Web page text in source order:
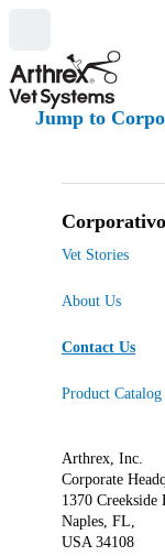
Jump to
Corporativo
Vet Stories
About Us
Contact Us
Product Catalog
Arthrex, Inc.
Corporate
1370 Creekside
Naples, FL,
USA 34108